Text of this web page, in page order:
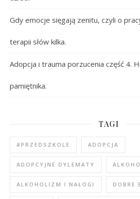
Gdy emocje sięgają zenitu, czyli o
terapii słów kilka.
Adopcja i trauma porzucenia część 4.
pamiętnika.
TAGI
#PRZEDSZKOLE ADOPCJA
ADOPCYJNE DYLEMATY
ALKOHOLIZM I NAŁOGI DOBRE